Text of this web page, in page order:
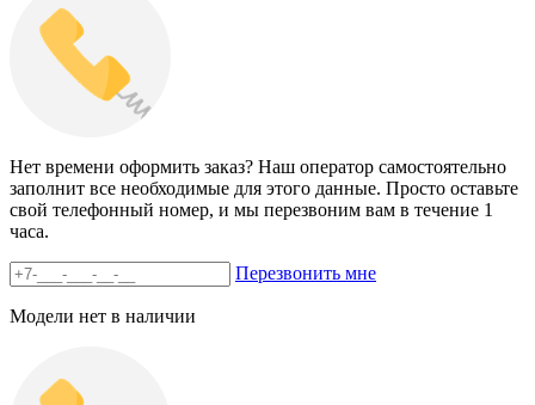
Нет времени оформить заказ? Наш оператор самостоятельно
заполнит все необходимые для этого данные. Просто оставьте
свой телефонный номер, и мы перезвоним вам в течение 1
часа.
Перезвонить мне
Модели нет в наличии